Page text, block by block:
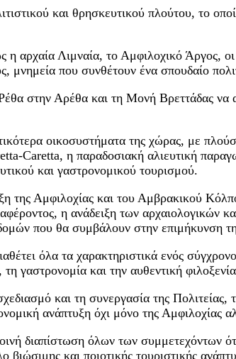
και θρησκευτικού πλούτου, το
η αρχαία Λιμναία, το Αμφιλοχικό Άργος,
που συνθέτουν ένα σπουδαίο
στην Αρέθα και τη Μονή Βρεττάδας να
οικοσυστήματα της χώρας, με
Caretta, η παραδοσιακή αλιευτική
και γαστρονομικού τουρισμού.
της Αμφιλοχίας και του Αμβρακικού
η ανάδειξη των αρχαιολογικών
που θα συμβάλουν στην επιμήκυνση
όλα τα χαρακτηριστικά ενός
γαστρονομία και την αυθεντική
και τη συνεργασία της Πολιτείας,
ανάπτυξη όχι μόνο της Αμφιλοχίας
διαπίστωση όλων των συμμετεχόντων
και ποιοτικής τουριστικής